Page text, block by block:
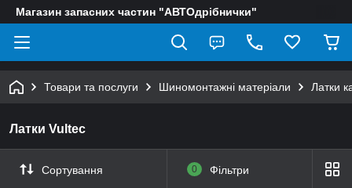
Магазин запасних частин "АВТОдрібнички"
Товари та послуги Шиномонтажні матеріали Латки
Латки Vultec
Сортування 0 Фільтри